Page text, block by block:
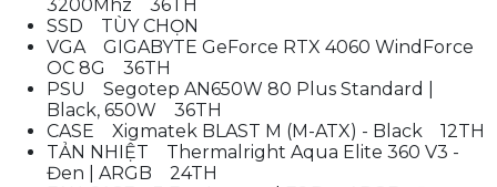
3200Mhz 36TH
SSD TÙY CHỌN
VGA GIGABYTE GeForce RTX 4060 WindForce
OC 8G 36TH
PSU Segotep AN650W 80 Plus Standard |
Black, 650W 36TH
CASE Xigmatek BLAST M (M-ATX) - Black 12TH
TẢN NHIỆT Thermalright Aqua Elite 360 V3 -
Đen | ARGB 24TH
PC ASUS | Intel I5 14600K\ RTX
4060\ B760M\ RAM 32GB\ SSD
1TB